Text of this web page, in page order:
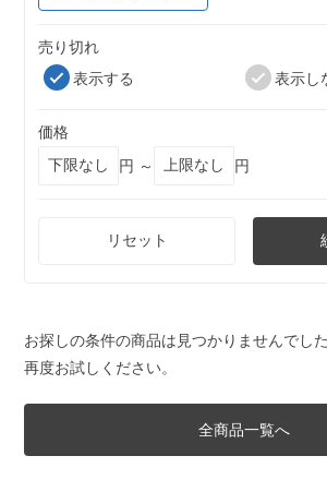
売り切れ
表示する
表示し
価格
円 ～
円
リセット
お探しの条件の商品は見つかりませんでし
再度お試しください。
全商品一覧へ